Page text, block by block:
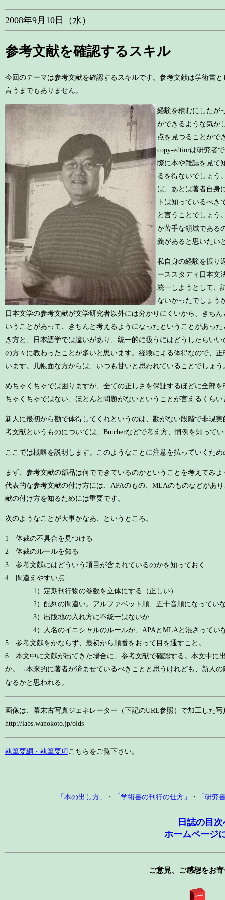
2008年9月10日（水）
参考文献を確認するスキル
今回のテーマは参考文献を確認するスキルです。参考文献は学術書
言うまでもありません。
経験を積むにしたが
ができるような気が
点を見つることがで
copy-edtiorは研究者
際に本や雑誌を見て
るを得ないでしょう
ば、あとは著者自身
トは知っているべ
と言うことでしょう
か苦手な領域である
義があると思いたい
私自身の経験を振り
ーススタディ日本文
統一しようとして、
ないかったでしょう
日本文学の参考文献が文学研究者以外には分かりにくいから、きち
いうことがあって、きちんと考えるようになったということがあっ
き方と、日本語学では違いがあり、統一的に扱うにはどうしたらい
の方々に教わったことが多いと思います。経験による体得なので、
います。几帳面な方からは、いつも甘いと思われていることでしょう
めちゃくちゃでは困りますが、全ての正しさを保証するほどに全部
ちゃくちゃではない、ほとんと問題がないということが言えるくら
新人に最初から勘で体得してくれというのは、勘がない段階で非現
考文献というものについては、Butcherなどで考え方、慣例を知って
ここでは概略を説明します。このようなことに注意を払っていくた
まず、参考文献の部品は何でできているのかということを考えてみ
代表的な参考文献の付け方には、APAのもの、MLAのものなどがあ
献の付け方を知るためには重要です。
次のようなことが大事かなあ、というところ。
1 体裁の不具合を見つける
2 体裁のルールを知る
3 参考文献にはどういう項目が含まれているのかを知っておく
4 間違えやすい点
1）定期刊行物の巻数を立体にする（正しい）
2）配列の間違い。アルファベット順、五十音順になってい
3）出版地の入れ方に不統一はないか
4）人名のイニシャルのルールが、APAとMLAと混ざってい
5 参考文献をかならず、最初から順番をおって目を通すこと。
6 本文中に文献が出てきた場合に、参考文献で確認する。本文中に
か。→本来的に著者が済ませているべきことと思うけれども、新人
なるかと思われる。
画像は、幕末古写真ジェネレーター（下記のURL参照）で加工した写
http://labs.wanokoto.jp/olds
執筆要綱・執筆要項こちらをご覧下さい。
「本の出し方」 ・ 「学術書の刊行の仕方」 ・ 「研究
日誌の目
ホームページ
ご意見、ご感想をお